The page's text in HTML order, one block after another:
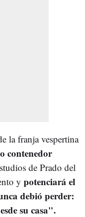
la franja vespertina
contenedor
de Prado del
y potenciará el
debió perder:
su casa".